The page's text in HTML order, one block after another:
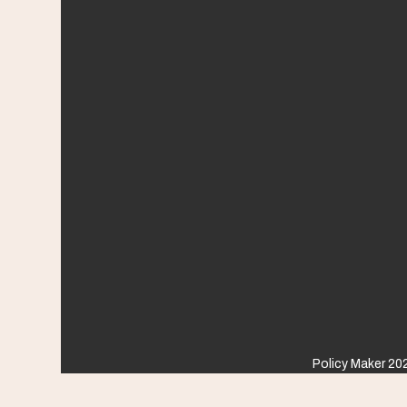
Policy Maker